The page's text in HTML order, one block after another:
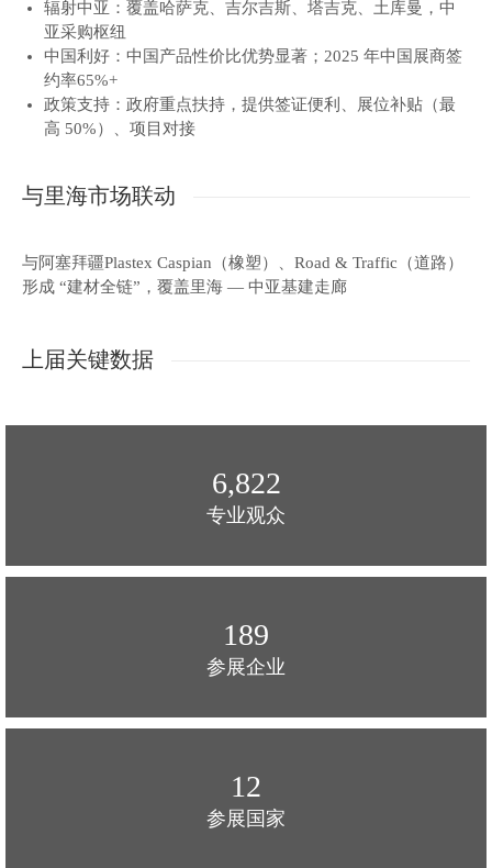
辐射中亚：覆盖哈萨克、吉尔吉斯、塔吉克、土库曼，中
亚采购枢纽
中国利好：中国产品性价比优势显著；2025 年中国展商签
约率65%+
政策支持：政府重点扶持，提供签证便利、展位补贴（最
高 50%）、项目对接
与里海市场联动
与阿塞拜疆Plastex Caspian（橡塑）、Road & Traffic（道路）
形成 “建材全链”，覆盖里海 — 中亚基建走廊
上届关键数据
6,841
专业观众
190
参展企业
12
参展国家